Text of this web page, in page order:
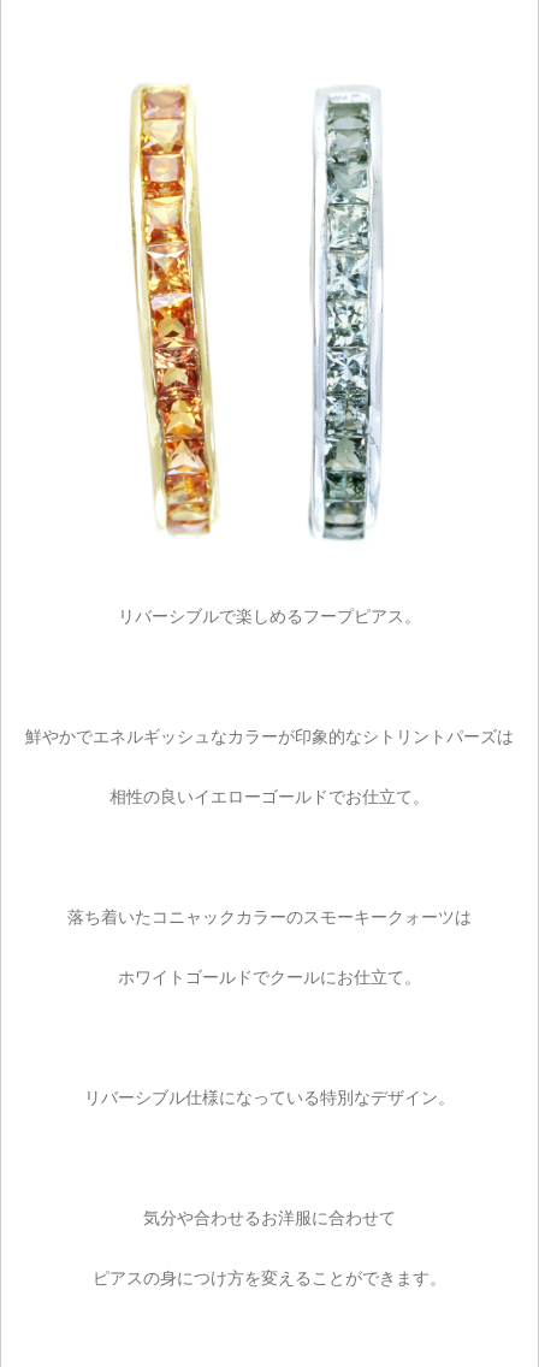
リバーシブルで楽しめるフープピアス。
鮮やかでエネルギッシュなカラーが印象的なシトリントパーズは
相性の良いイエローゴールドでお仕立て。
落ち着いたコニャックカラーのスモーキークォーツは
ホワイトゴールドでクールにお仕立て。
リバーシブル仕様になっている特別なデザイン。
気分や合わせるお洋服に合わせて
ピアスの身につけ方を変えることができます。